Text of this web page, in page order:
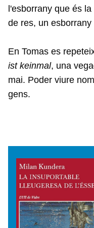
l'esborrany que és
de res, un
En Tomas es
ist keinmal, una
mai. Poder viure
gens.